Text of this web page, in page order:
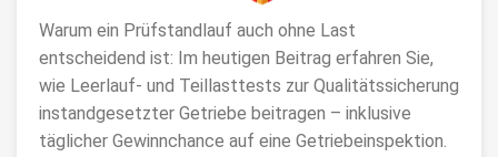
Warum ein Prüfstandlauf auch ohne Last
entscheidend ist: Im heutigen Beitrag erfahren Sie,
wie Leerlauf- und Teillasttests zur Qualitätssicherung
instandgesetzter Getriebe beitragen – inklusive
täglicher Gewinnchance auf eine Getriebeinspektion.